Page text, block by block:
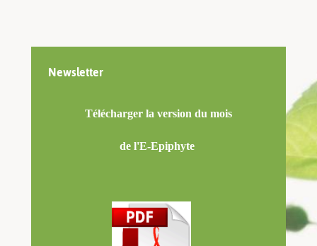
Newsletter
Télécharger la version du mois
de l'E-Epiphyte